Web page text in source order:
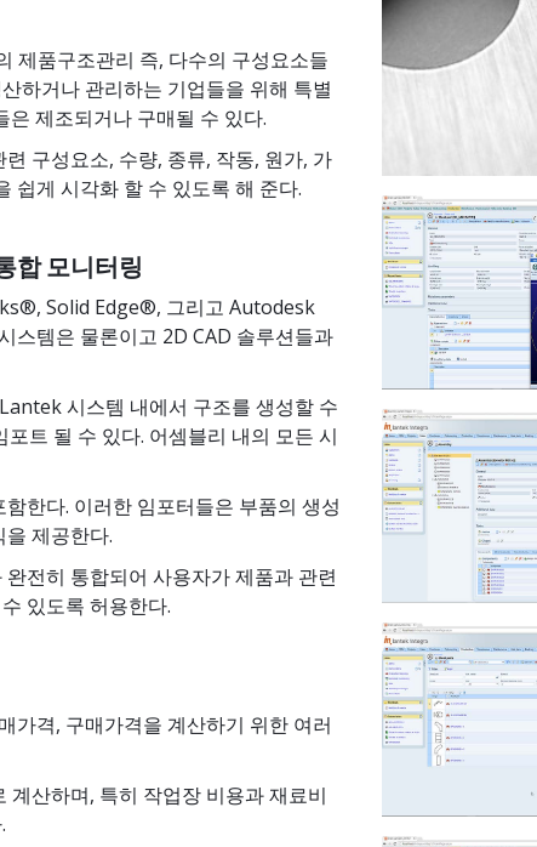
제품구조관리 즉, 다수의 구성요소들
하거나 관리하는 기업들을 위해 특별
제조되거나 구매될 수 있다.
구성요소, 수량, 종류, 작동, 원가, 가
쉽게 시각화 할 수 있도록 해 준다.
합 모니터링
Solid Edge®, 그리고 Autodesk
템은 물론이고 2D CAD 솔루션들과
시스템 내에서 구조를 생성할 수
트 될 수 있다. 어셈블리 내의 모든 시
한다. 이러한 임포터들은 부품의 생성
제공한다.
전히 통합되어 사용자가 제품과 관련
있도록 허용한다.
가격, 구매가격을 계산하기 위한 여러
산하며, 특히 작업장 비용과 재료비